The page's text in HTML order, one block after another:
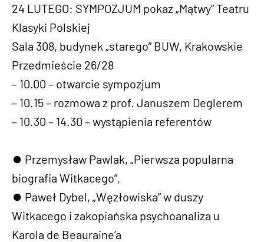
24 LUTEGO: SYMPOZJUM pokaz „Mątwy” Teatru
Klasyki Polskiej
Sala 308, budynek „starego” BUW, Krakowskie
Przedmieście 26/28
– 10.00 – otwarcie sympozjum
– 10.15 – rozmowa z prof. Januszem Deglerem
– 10.30 – 14.30 – wystąpienia referentów
⏺︎ Przemysław Pawlak, „Pierwsza popularna
biografia Witkacego”,
⏺︎ Paweł Dybel, „Węzłowiska” w duszy
Witkacego i zakopiańska psychoanaliza u
Karola de Beauraine’a